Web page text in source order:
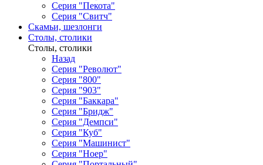
Серия "Пекота"
Серия "Свитч"
Скамьи, шезлонги
Столы, столики
Столы, столики
Назад
Серия "Револют"
Серия "800"
Серия "903"
Серия "Баккара"
Серия "Бридж"
Серия "Демпси"
Серия "Куб"
Серия "Машинист"
Серия "Ноер"